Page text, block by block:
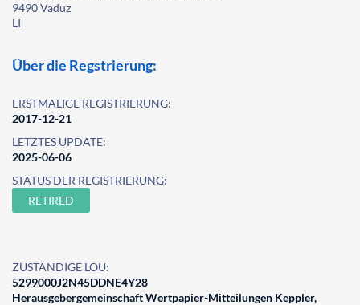
9490 Vaduz
LI
Über die Regstrierung:
ERSTMALIGE REGISTRIERUNG:
2017-12-21
LETZTES UPDATE:
2025-06-06
STATUS DER REGISTRIERUNG:
RETIRED
ZUSTÄNDIGE LOU:
5299000J2N45DDNE4Y28
Herausgebergemeinschaft Wertpapier-Mitteilungen Keppler,